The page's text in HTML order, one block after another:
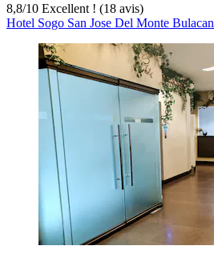
8,8/10 Excellent ! (18 avis)
Hotel Sogo San Jose Del Monte Bulacan